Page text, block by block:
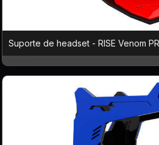
Suporte de headset - RISE Venom